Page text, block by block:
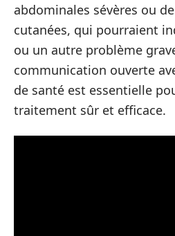
abdominales sévères ou
cutanées, qui pourraient
ou un autre problème
communication ouverte
de santé est essentielle
traitement sûr et efficace.